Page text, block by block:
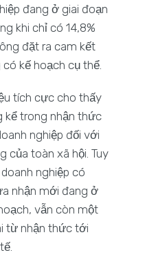
đang ở giai đoạn
khi chỉ có 14,8%
đặt ra cam kết
có kế hoạch cụ thể.
tích cực cho thấy
kể trong nhận thức
nghiệp đối với
của toàn xã hội. Tuy
nghiệp có
nhận mới đang ở
vẫn còn một
từ nhận thức tới